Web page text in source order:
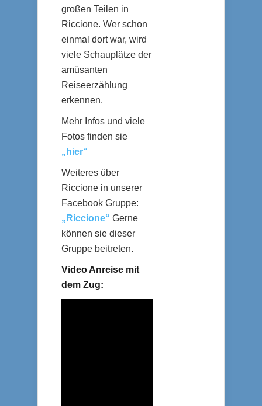
großen Teilen in
Riccione. Wer schon
einmal dort war, wird
viele Schauplätze der
amüsanten
Reiseerzählung
erkennen.
Mehr Infos und viele
Fotos finden sie
„hier“
Weiteres über
Riccione in unserer
Facebook Gruppe:
„Riccione“ Gerne
können sie dieser
Gruppe beitreten.
Video Anreise mit
dem Zug: